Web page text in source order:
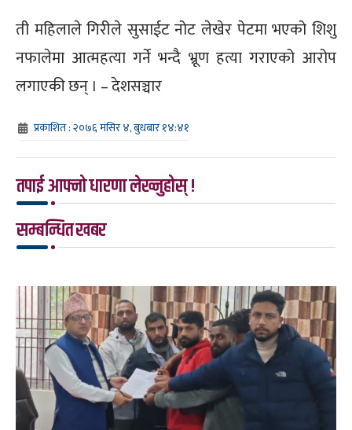
ती महिलाले गिरीले सुसाईट नोट लेखेर पेटमा भएको शिशु
नफालेमा आत्महत्या गर्ने भन्दै भ्रूण हत्या गराएको आरोप
लगाएकी छन् । – देशसञ्चार
प्रकाशित : २०७६ मंसिर ४, बुधबार १४:४१
तपाई आफ्नो धारणा लेख्नुहोस् !
सम्बन्धित खबर